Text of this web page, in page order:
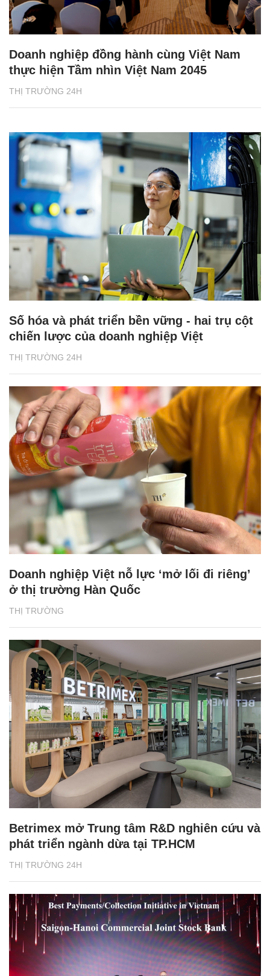
THỊ TRƯỜNG 24H
Doanh nghiệp đồng hành cùng Việt Nam
thực hiện Tầm nhìn Việt Nam 2045
THỊ TRƯỜNG 24H
Số hóa và phát triển bền vững - hai trụ cột
chiến lược của doanh nghiệp Việt
THỊ TRƯỜNG
Doanh nghiệp Việt nỗ lực ‘mở lối đi riêng’
ở thị trường Hàn Quốc
THỊ TRƯỜNG 24H
Betrimex mở Trung tâm R&D nghiên cứu và
phát triển ngành dừa tại TP.HCM